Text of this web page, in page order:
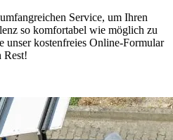
Service, um Ihren
so komfortabel wie möglich zu
unser kostenfreies Online-Formular
Rest!